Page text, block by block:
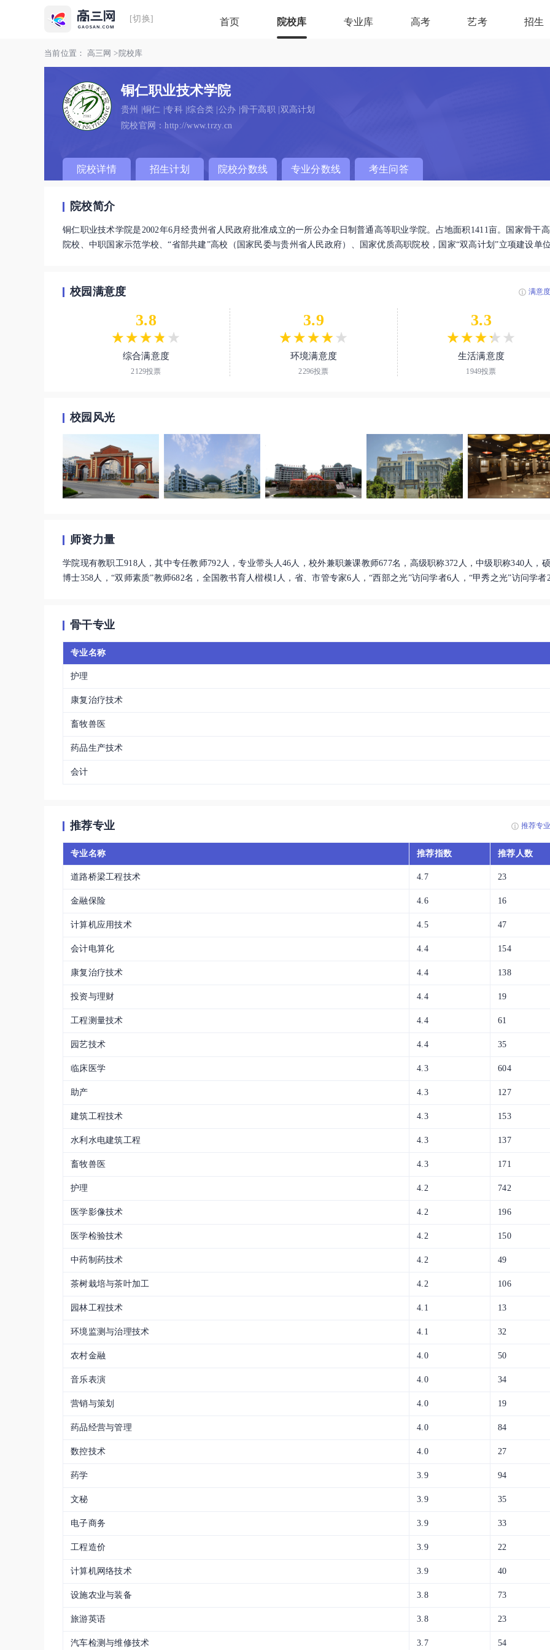
[切换] 首页 院校库 专业库 高考 艺考 招生
当前位置： 高三网 >院校库
铜仁职业技术学院
贵州 |铜仁 |专科|综合类 公办 骨干高职 |双高计划
院校官网：http://www.trzy.cn
院校详情 招生计划 院校分数线 专业分数线 考生问答
院校简介
铜仁职业技术学院是2002年6月经贵州省人民政府批准成立的一所公办全日制普通高等职业学院。占地面积1411亩。国家骨干
院校、中职国家示范学校、“省部共建”高校（国家民委与贵州省人民政府）、国家优质高职院校，国家“双高计划”立项建设单
兼课教师677名，高级职称372人，中级职称340人，硕、博士358人，“双师素质”教师682名，全国教书育人楷模1人，省、市管
院、信息工程学院、人文学院、国际教育学院、继续教育学院以及铜仁市中等职业学校、铜仁市技工学校、铜仁工业学校等13
级办学分院（校），开设高职招生专业40个，其中国家级重点、骨干专业5个、高水平专业群1个，省级重点和骨干专业5个、
重点专业群2个。有国家级优秀教学团队1个、省级优秀教学团队6个、省级科技创新人才团队1个、省级大师工作室6个，国家
品课程1门、国家资源共享课程1门、省级精品课程和开放课程7门。 学院拥有民族中兽药分离纯化技术国家地方联合工程研究
心、博士后科研工作站、国家民委民族中兽药重点开放实验室等省部级以上高层次科研创新平台20个，拥有国家茶产业体系（
企业建立了紧密合作关系，共建产业学院2个。与中南民族大学、大连民族大学、贵州大学、贵州师范大学等10余所国内高校
深度合作，与美国阿兰特国际大学、韩国国立交通大学、印度尼西亚甘加马达大学、马来西亚沙巴大学等50余所国（境）外高
立了校际交流与合作关系。 学院坚持“立德树人，以技立业，服务社会”的办学理念，秉承“明德、求真、笃行、自强”的校训，
扬“团结奋进、求实创新、卓越奉献、敢为人先”的新时代铜职精神，紧贴地方产业发展，培养复合式创新型高素质技术技能人
通过深内涵、提质量；控规模、优结构；善治理、增效能；重创新、强贡献，努力建设具有“世界水准、中国特色、铜仁标志”
优质专科为主体，以特色本科为引领，“中—高—本”有效贯通的一流职业高等院校。2011年，荣获“全国毕业生就业典型经验高
职25强。2014年，作为唯一一家高职院校，在全国职业教育工作会议上作典型经验交流发言，张景春院长还受到国务院总理李
国家级双示范院校。2015年，荣登“见证2014——我们眼中的中国职业技术教育亮点”年度学校榜首；同年，国家民委与贵州省
政府签署共建铜仁职院协议，学院成为南方唯一一所国家民委与地方政府“省部共建”的高职院校。2016年，成为全国职业院校
团结进步创建示范区（单位）”。2018年，荣获2017高等职业院校“国际影响力”50强和 “服务贡献”50强；当选全国高职高专党
记论坛副主任委员单位、全国高职高专校长联席会议主席团成员单位和中国职业技术教育学会少数民族职业教育专业委员会秘
处。2019年，荣获2018高等职业院校“国际影响力”50强、“育人成效”50强和“服务贡献”50强；获批国家民委重点实验室、人文
科学重点研究基地和“一带一路”国别和区域研究中心；荣获国家级教学成果奖二等奖三项，成为国家优质高职院校、国家“双高
跻身“中国专科(高职高专)院校竞争力排行榜”全国100强。
校园满意度 满意
3.8
综合满意度
2129投票
3.9
环境满意度
2296投票
3.3
生活满意度
1949投票
校园风光
师资力量
学院现有教职工918人，其中专任教师792人，专业带头人46人，校外兼职兼课教师677名，高级职称372人，中级职称340人，
博士358人，“双师素质”教师682名，全国教书育人楷模1人，省、市管专家6人，“西部之光”访问学者6人，“甲秀之光”访问学者
骨干专业
专业名称
护理
康复治疗技术
畜牧兽医
药品生产技术
会计
推荐专业 推荐专
专业名称 推荐指数 推荐人数
道路桥梁工程技术 4.7 23
金融保险 4.6 16
计算机应用技术 4.5 47
会计电算化 4.4 154
康复治疗技术 4.4 138
投资与理财 4.4 19
工程测量技术 4.4 61
园艺技术 4.4 35
临床医学 4.3 604
助产 4.3 127
建筑工程技术 4.3 153
水利水电建筑工程 4.3 137
畜牧兽医 4.3 171
护理 4.2 742
医学影像技术 4.2 196
医学检验技术 4.2 150
中药制药技术 4.2 49
茶树栽培与茶叶加工 4.2 106
园林工程技术 4.1 13
环境监测与治理技术 4.1 32
农村金融 4.0 50
音乐表演 4.0 34
营销与策划 4.0 19
药品经营与管理 4.0 84
数控技术 4.0 27
药学 3.9 94
文秘 3.9 35
电子商务 3.9 33
工程造价 3.9 22
计算机网络技术 3.9 40
设施农业与装备 3.8 73
旅游英语 3.8 23
汽车检测与维修技术 3.7 54